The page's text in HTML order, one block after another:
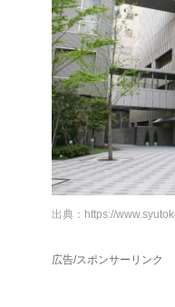
出典： https://
広告/スポンサーリンク